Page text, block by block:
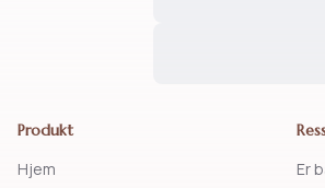
Produkt
Hjem
Er